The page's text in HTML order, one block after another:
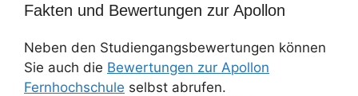
Fakten und Bewertungen zur Apollon
Neben den Studiengangsbewertungen können
Sie auch die Bewertungen zur Apollon
Fernhochschule selbst abrufen.